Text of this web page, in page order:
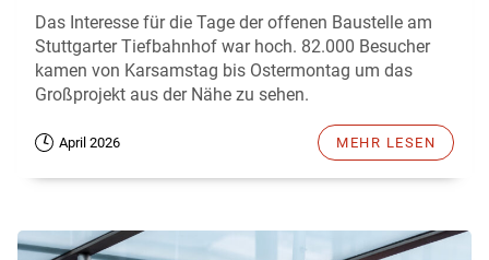
Das Interesse für die Tage der offenen Baustelle am
Stuttgarter Tiefbahnhof war hoch. 82.000 Besucher
kamen von Karsamstag bis Ostermontag um das
Großprojekt aus der Nähe zu sehen.
April 2026 MEHR LESEN